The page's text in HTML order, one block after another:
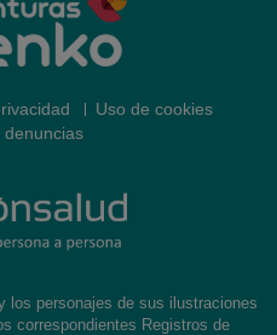
Uso de cookies
denuncias
los personajes de sus ilustraciones
correspondientes Registros de